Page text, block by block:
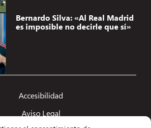
Bernardo Silva: «Al Real Madrid
es imposible no decirle que sí»
Accesibilidad
Aviso Legal